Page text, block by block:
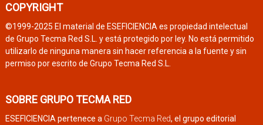
COPYRIGHT
©1999-2025 El material de ESEFICIENCIA es propiedad intelectual
de Grupo Tecma Red S.L. y está protegido por ley. No está permitido
utilizarlo de ninguna manera sin hacer referencia a la fuente y sin
permiso por escrito de Grupo Tecma Red S.L.
SOBRE GRUPO TECMA RED
ESEFICIENCIA pertenece a Grupo Tecma Red, el grupo editorial